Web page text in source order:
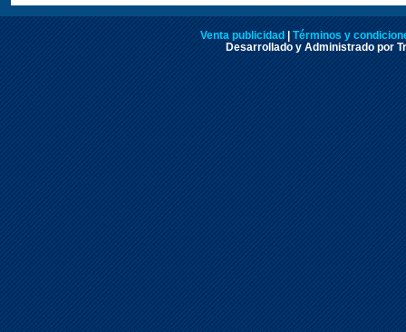
Venta publicidad
Términos y
Desarrollado y Administrado por